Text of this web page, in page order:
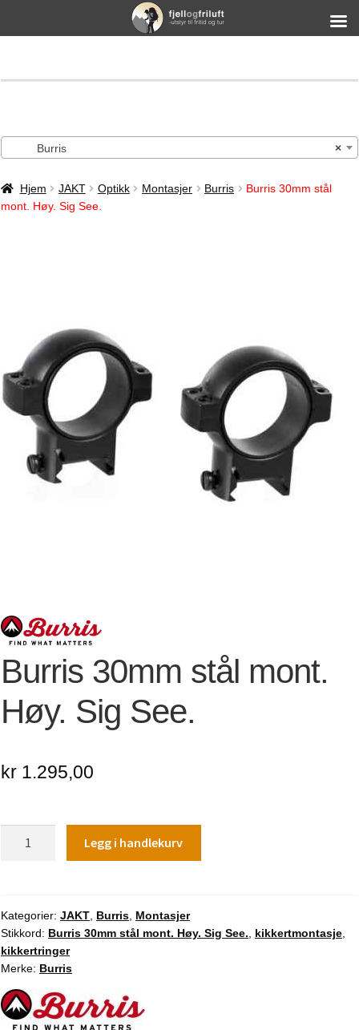
×
Burris
Hjem JAKT Optikk Montasjer Burris
Burris 30mm stål
mont. Høy. Sig See.
Burris 30mm stål mont.
Høy. Sig See.
kr 1.295,00
Høy.
Sig
See.
antall
Legg i handlekurv
Kategorier: JAKT Burris Montasjer
Stikkord: Burris 30mm stål mont. Høy. Sig See. kikkertmontasje
kikkertringer
Merke: Burris